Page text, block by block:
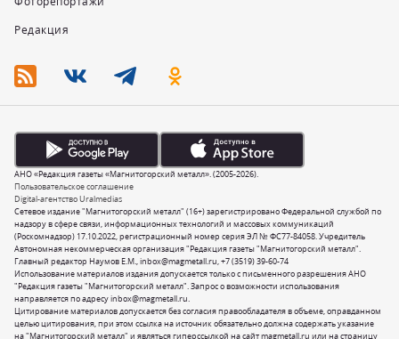
Редакция
Сетевое издание "Магнитогорский металл" (16+) зарегистрировано Федеральной службой по
надзору в сфере связи, информационных технологий и массовых коммуникаций
(Роскомнадзор) 17.10.2022, регистрационный номер серия ЭЛ № ФС77-84058. Учредитель
Автономная некоммерческая организация "Редакция газеты "Магнитогорский металл".
Главный редактор Наумов Е.М.,inbox@magmetall.ru,+7 (3519) 39-60-74
Использование материалов издания допускается только с письменного разрешения АНО
"Редакция газеты "Магнитогорский металл". Запрос о возможности использования
направляется по адресуinbox@magmetall.ru.
Цитирование материалов допускается без согласия правообладателя в объеме, оправданном
целью цитирования, при этом ссылка на источник обязательно должна содержать указание
на "Магнитогорский металл" и являться гиперссылкой на сайт magmetall.ru или на страницу
Пользовательское соглашение
Digital-агентство Uralmedias
АНО «Редакция газеты «Магнитогорский металл». (2005-2026).